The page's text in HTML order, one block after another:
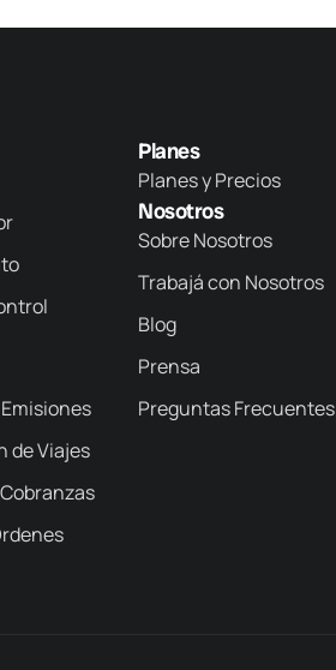
de Viajes
Planes
Planes y Precios
Nosotros
Sobre Nosotros
Trabajá con Nosotros
Blog
Prensa
Preguntas Frecuentes